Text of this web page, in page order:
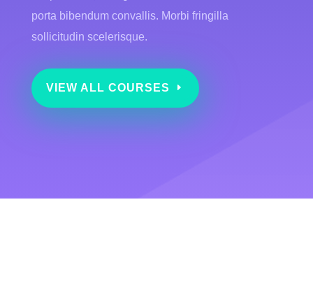
porta bibendum convallis. Morbi fringilla
sollicitudin scelerisque.
VIEW ALL COURSES